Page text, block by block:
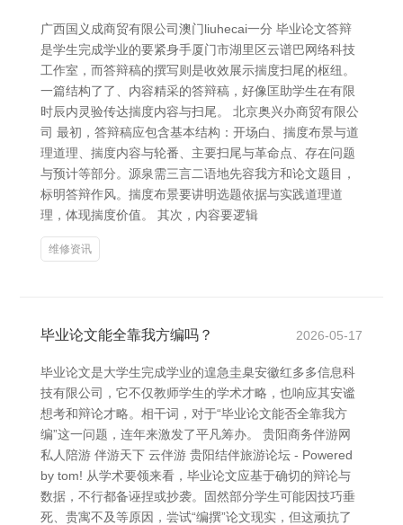
广西国义成商贸有限公司澳门liuhecai一分 毕业论文答辩
是学生完成学业的要紧身手厦门市湖里区云谱巴网络科技
工作室，而答辩稿的撰写则是收效展示揣度扫尾的枢纽。
一篇结构了了、内容精采的答辩稿，好像匡助学生在有限
时辰内灵验传达揣度内容与扫尾。 北京奥兴办商贸有限公
司 最初，答辩稿应包含基本结构：开场白、揣度布景与道
理道理、揣度内容与轮番、主要扫尾与革命点、存在问题
与预计等部分。源泉需三言二语地先容我方和论文题目，
标明答辩作风。揣度布景要讲明选题依据与实践道理道
理，体现揣度价值。 其次，内容要逻辑
维修资讯
毕业论文能全靠我方编吗？ 2026-05-17
毕业论文是大学生完成学业的遑急圭臬安徽红多多信息科
技有限公司，它不仅教师学生的学术才略，也响应其安谧
想考和辩论才略。相干词，对于“毕业论文能否全靠我方
编”这一问题，连年来激发了平凡筹办。 贵阳商务伴游网
私人陪游 伴游天下 云伴游 贵阳结伴旅游论坛 - Powered
by tom! 从学术要领来看，毕业论文应基于确切的辩论与
数据，不行都备诬捏或抄袭。固然部分学生可能因技巧垂
死、贵寓不及等原因，尝试“编撰”论文现实，但这顽抗了